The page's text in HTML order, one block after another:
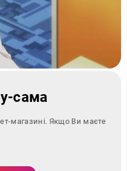
сама
магазині. Якщо Ви маєте